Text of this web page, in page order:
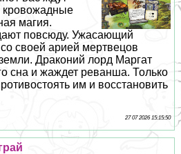
кровожадные
магия.
повсюду. Ужасающий
своей арией мертвецов
Дpaконий лорд Маргат
сна и жаждет реванша. Только
им и восстановить
27 07 2026 15:15:50